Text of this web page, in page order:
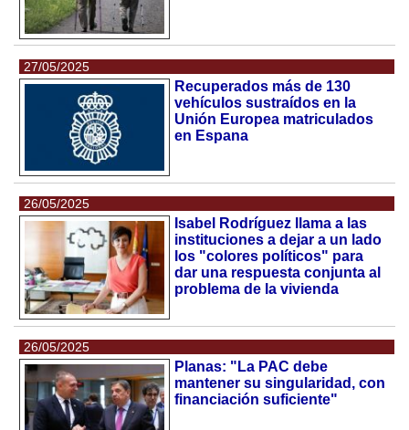
27/05/2025
Recuperados más de 130
vehículos sustraídos en la
Unión Europea matriculados
en Espana
26/05/2025
Isabel Rodríguez llama a las
instituciones a dejar a un lado
los "colores políticos" para
dar una respuesta conjunta al
problema de la vivienda
26/05/2025
Planas: "La PAC debe
mantener su singularidad, con
financiación suficiente"